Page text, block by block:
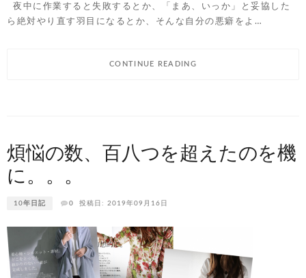
夜中に作業すると失敗するとか、「まあ、いっか」と妥協した
ら絶対やり直す羽目になるとか、そんな自分の悪癖をよ…
CONTINUE READING
煩悩の数、百八つを超えたのを機
に。。。
10年日記 0 投稿日: 2019年09月16日